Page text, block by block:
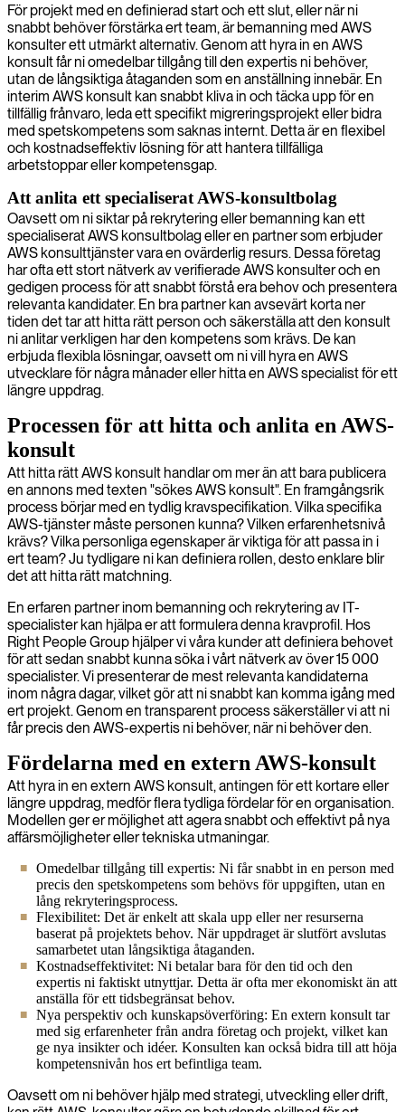
För projekt med en definierad start och ett slut, eller när ni
snabbt behöver förstärka ert team, är bemanning med AWS
konsulter ett utmärkt alternativ. Genom att hyra in en AWS
konsult får ni omedelbar tillgång till den expertis ni behöver,
utan de långsiktiga åtaganden som en anställning innebär. En
interim AWS konsult kan snabbt kliva in och täcka upp för en
tillfällig frånvaro, leda ett specifikt migreringsprojekt eller bidra
med spetskompetens som saknas internt. Detta är en flexibel
och kostnadseffektiv lösning för att hantera tillfälliga
arbetstoppar eller kompetensgap.
Att anlita ett specialiserat AWS-konsultbolag
Oavsett om ni siktar på rekrytering eller bemanning kan ett
specialiserat AWS konsultbolag eller en partner som erbjuder
AWS konsulttjänster vara en ovärderlig resurs. Dessa företag
har ofta ett stort nätverk av verifierade AWS konsulter och en
gedigen process för att snabbt förstå era behov och presentera
relevanta kandidater. En bra partner kan avsevärt korta ner
tiden det tar att hitta rätt person och säkerställa att den konsult
ni anlitar verkligen har den kompetens som krävs. De kan
erbjuda flexibla lösningar, oavsett om ni vill hyra en AWS
utvecklare för några månader eller hitta en AWS specialist för ett
längre uppdrag.
Processen för att hitta och anlita en AWS-
konsult
Att hitta rätt AWS konsult handlar om mer än att bara publicera
en annons med texten "sökes AWS konsult". En framgångsrik
process börjar med en tydlig kravspecifikation. Vilka specifika
AWS-tjänster måste personen kunna? Vilken erfarenhetsnivå
krävs? Vilka personliga egenskaper är viktiga för att passa in i
ert team? Ju tydligare ni kan definiera rollen, desto enklare blir
det att hitta rätt matchning.
En erfaren partner inom bemanning och rekrytering av IT-
specialister kan hjälpa er att formulera denna kravprofil. Hos
Right People Group hjälper vi våra kunder att definiera behovet
för att sedan snabbt kunna söka i vårt nätverk av över 15 000
specialister. Vi presenterar de mest relevanta kandidaterna
inom några dagar, vilket gör att ni snabbt kan komma igång med
ert projekt. Genom en transparent process säkerställer vi att ni
får precis den AWS-expertis ni behöver, när ni behöver den.
Fördelarna med en extern AWS-konsult
Att hyra in en extern AWS konsult, antingen för ett kortare eller
längre uppdrag, medför flera tydliga fördelar för en organisation.
Modellen ger er möjlighet att agera snabbt och effektivt på nya
affärsmöjligheter eller tekniska utmaningar.
Omedelbar tillgång till expertis: Ni får snabbt in en person med
precis den spetskompetens som behövs för uppgiften, utan en
lång rekryteringsprocess.
Flexibilitet: Det är enkelt att skala upp eller ner resurserna
baserat på projektets behov. När uppdraget är slutfört avslutas
samarbetet utan långsiktiga åtaganden.
Kostnadseffektivitet: Ni betalar bara för den tid och den
expertis ni faktiskt utnyttjar. Detta är ofta mer ekonomiskt än att
anställa för ett tidsbegränsat behov.
Nya perspektiv och kunskapsöverföring: En extern konsult tar
med sig erfarenheter från andra företag och projekt, vilket kan
ge nya insikter och idéer. Konsulten kan också bidra till att höja
kompetensnivån hos ert befintliga team.
Oavsett om ni behöver hjälp med strategi, utveckling eller drift,